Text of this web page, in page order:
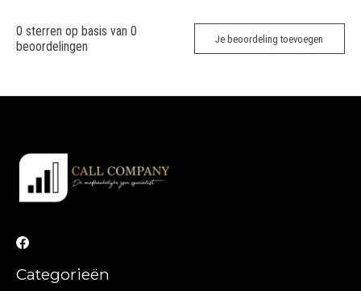
0 sterren op basis van 0
beoordelingen
Je beoordeling toevoegen
Categorieën